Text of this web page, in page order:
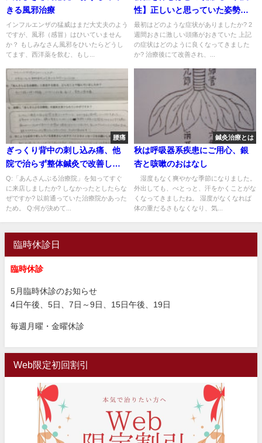
きる風邪治療
インフルエンザの猛威はまだ大丈夫のよう
ですが、風邪（感冒）はひいていません
か？ もしみなさん風邪をひいたらどうし
てます、西洋薬を飲む、もし...
性】正しいと思っていた姿勢が
原因だった1症例
最初はどのような症状がありましたか? 2
週間おきに激しい頭痛がおきていた 上記
の症状はどのように良くなってきました
か? 治療後にて改善され、...
腰痛
ぎっくり背中の刺し込み痛、他
院で治らず整体鍼灸で改善した
一症例
Q:「あんさんぶる治療院」を知ってすぐ
に来店しましたか? しなかったとしたらな
ぜですか? 以前通っていた治療院かあった
ため。 Q:何が決めて...
鍼灸治療とは
秋は呼吸器系疾患にご用心、銀
杏と咳嗽のおはなし
湿度もなく爽やかな季節になりました。
外出しても、べとっと、汗をかくことがな
くなってきましたね。 湿度がなくなれば
体の重だるさもなくなり、気...
臨時休診日
臨時休診
5月臨時休診のお知らせ
4日午後、5日、7日～9日、15日午後、19日
毎週月曜・金曜休診
Web限定初回割引